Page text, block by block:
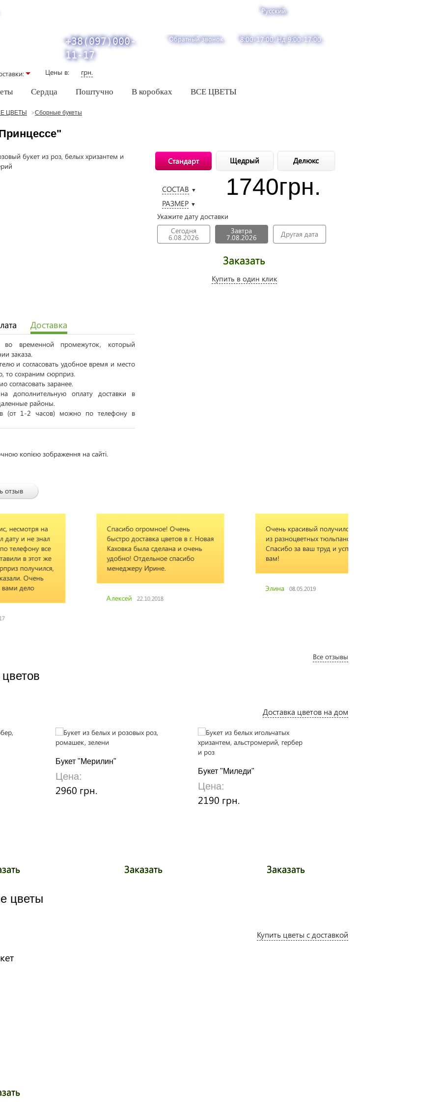
Русский
+38(097)000-
11-17
Обратный звонок 8:00-17:00, Нд 9:00-17:00
Цены в: грн.
Сердца Поштучно В коробках ВСЕ ЦВЕТЫ
ЦВЕТЫ Сборные букеты
Доставка
во временной промежуток, который
заказа.
и согласовать удобное время и место
то сохраним сюрприз.
согласовать заранее.
дополнительную оплату доставки в
районы.
(от 1-2 часов) можно по телефону в
копією зображення на сайті.
Стандарт Щедрый Делюкс
СОСТАВ ▼
РАЗМЕР ▼
1740грн.
Укажите дату доставки
Сегодня
6.08.2026
Завтра
7.08.2026 Другая дата
Заказать
Купить в один клик
отзыв
Спасибо огромное! Очень
быстро доставка цветов в г. Новая
Каховка была сделана и очень
удобно! Отдельное спасибо
менеджеру Ирине.
22.10.2018
Очень красивый получился букет
из разноцветных тюльпанов.
Спасибо за ваш труд и успехов
Все отзывы
Доставка цветов на дом
Букет "Мерилин"
Цена:
2960 грн.
Заказать
Букет "Миледи"
Цена:
2190 грн.
Заказать
цветы
Купить цветы с доставкой